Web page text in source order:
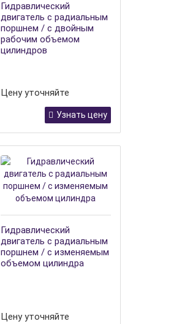
Гидравлический
двигатель с радиальным
поршнем / с двойным
рабочим объемом
цилиндров
Цену уточняйте
Узнать цену
Гидравлический
двигатель с радиальным
поршнем / с изменяемым
объемом цилиндра
Цену уточняйте